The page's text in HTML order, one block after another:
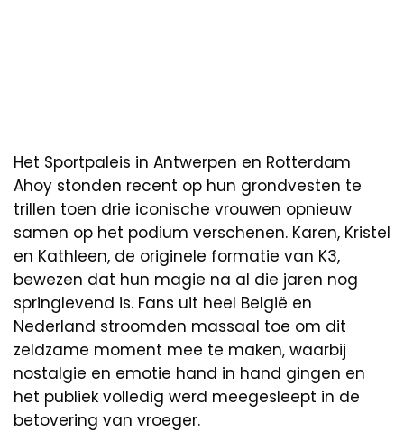
Het Sportpaleis in Antwerpen en Rotterdam
Ahoy stonden recent op hun grondvesten te
trillen toen drie iconische vrouwen opnieuw
samen op het podium verschenen. Karen, Kristel
en Kathleen, de originele formatie van K3,
bewezen dat hun magie na al die jaren nog
springlevend is. Fans uit heel België en
Nederland stroomden massaal toe om dit
zeldzame moment mee te maken, waarbij
nostalgie en emotie hand in hand gingen en
het publiek volledig werd meegesleept in de
betovering van vroeger.